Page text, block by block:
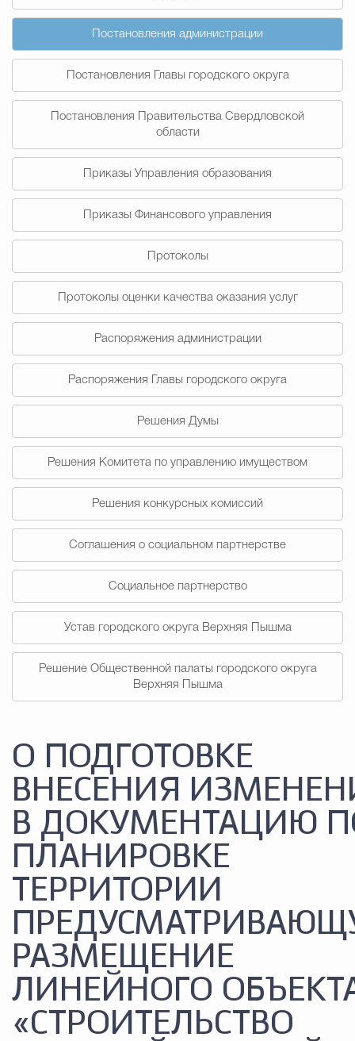
Муниципальные
Счётная палата Городского
Гостям Городского
Общественная
Градостроительство и
Государственные организации
Постановления администрации
Постановления Главы городского округа
Постановления Правительства Свердловской
области
Приказы Управления образования
Приказы Финансового управления
Протоколы
Протоколы оценки качества оказания услуг
Распоряжения администрации
Распоряжения Главы городского округа
Решения Думы
Решения Комитета по управлению имуществом
Решения конкурсных комиссий
Соглашения о социальном партнерстве
Социальное партнерство
Устав городского округа Верхняя Пышма
Решение Общественной палаты городского округа
Верхняя Пышма
О ПОДГОТОВКЕ
ВНЕСЕНИЯ
В ДОКУМЕНТАЦИЮ
ПЛАНИРОВКЕ
ТЕРРИТОРИИ
РАЗМЕЩЕНИЕ
ЛИНЕЙНОГО
«СТРОИТЕЛЬСТВО